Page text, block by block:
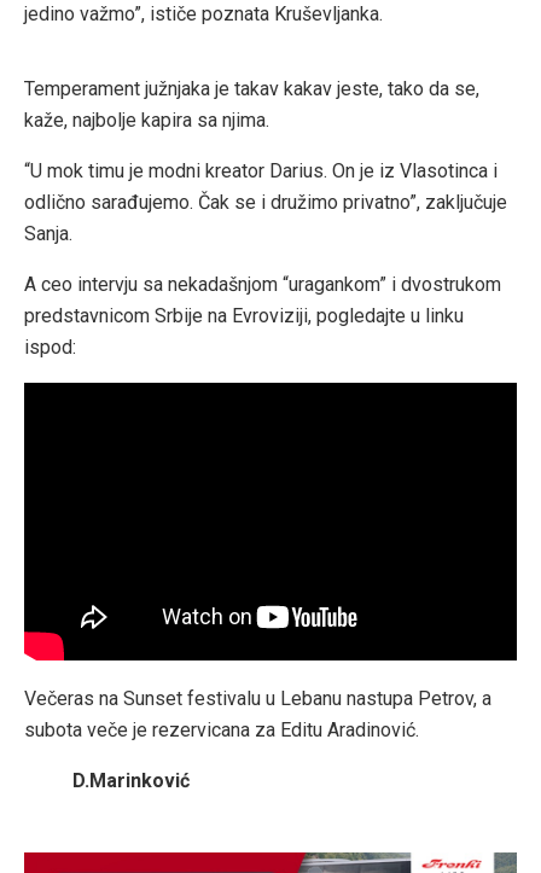
jedino važmo”, ističe poznata Kruševljanka.
Temperament južnjaka je takav kakav jeste, tako da se,
kaže, najbolje kapira sa njima.
“U mok timu je modni kreator Darius. On je iz Vlasotinca i
odlično sarađujemo. Čak se i družimo privatno”, zaključuje
Sanja.
A ceo intervju sa nekadašnjom “uragankom” i dvostrukom
predstavnicom Srbije na Evroviziji, pogledajte u linku
ispod:
Večeras na Sunset festivalu u Lebanu nastupa Petrov, a
subota veče je rezervicana za Editu Aradinović.
D.Marinković